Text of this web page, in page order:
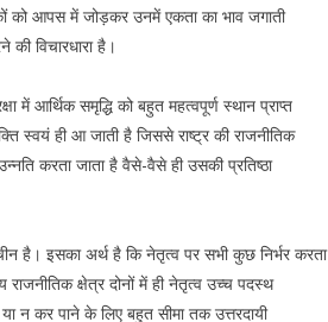
को आपस में जोड़कर उनमें एकता का भाव जगाती
विचारधारा है।
में आर्थिक समृद्धि को बहुत महत्वपूर्ण स्थान प्राप्त
स्वयं ही आ जाती है जिससे राष्ट्र की राजनीतिक
करता जाता है वैसे-वैसे ही उसकी प्रतिष्ठा
है। इसका अर्थ है कि नेतृत्व पर सभी कुछ निर्भर करता
राजनीतिक क्षेत्र दोनों में ही नेतृत्व उच्च पदस्थ
या न कर पाने के लिए बहुत सीमा तक उत्तरदायी